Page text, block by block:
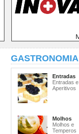
GASTRONOMIA
Entradas
Entradas e
Aperitivos
Molhos
Molhos e
Temperos